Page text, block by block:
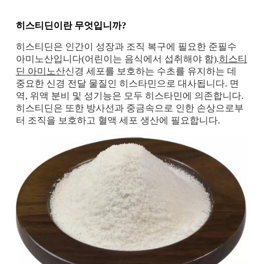
히스티딘이란 무엇입니까?
히스티딘은 인간이 성장과 조직 복구에 필요한 준필수
아미노산입니다(어린이는 음식에서 섭취해야 함).히스티
딘 아미노산신경 세포를 보호하는 수초를 유지하는 데
중요한 신경 전달 물질인 히스타민으로 대사됩니다. 면
역, 위액 분비 및 성기능은 모두 히스타민에 의존합니다.
히스티딘은 또한 방사선과 중금속으로 인한 손상으로부
터 조직을 보호하고 혈액 세포 생산에 필요합니다.